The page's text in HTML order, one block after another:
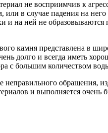
не восприимчив к
или в случае падения на
и на ней не
камня представлена в
долго и всегда иметь
с большим количеством
неправильного обращения,
и выполняется очень